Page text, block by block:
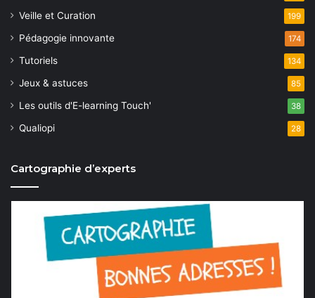
Veille et Curation 199
Pédagogie innovante 174
Tutoriels 134
Jeux & astuces 85
Les outils d'E-learning Touch' 38
Qualiopi 28
Cartographie d’experts